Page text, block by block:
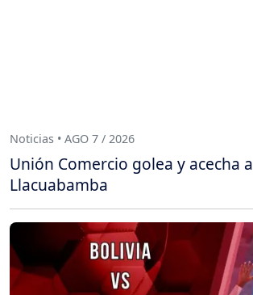
Noticias • AGO 7 / 2026
Unión Comercio golea y acecha a
Llacuabamba